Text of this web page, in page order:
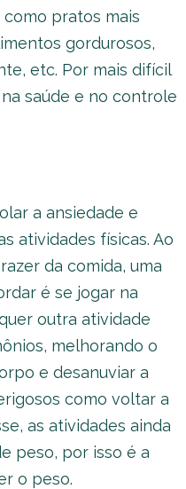
pratos mais
gordurosos,
etc. Por mais difícil
saúde e no controle
a ansiedade e
atividades físicas. Ao
da comida, uma
é se jogar na
outra atividade
melhorando o
e desanuviar a
como voltar a
as atividades ainda
peso, por isso é a
o peso.